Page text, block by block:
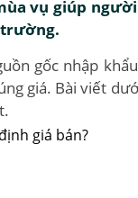
vụ giúp
gốc nhập
giá. Bài viết